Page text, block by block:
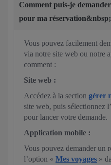
Comment puis-je
pour ma
Vous pouvez facilement
via notre site web ou notre
comment :
Site web :
Accédez à la section gérer
site web, puis sélectionnez
pour lancer votre demande.
Application mobile :
Vous pouvez demander un
l’option « Mes voyages »